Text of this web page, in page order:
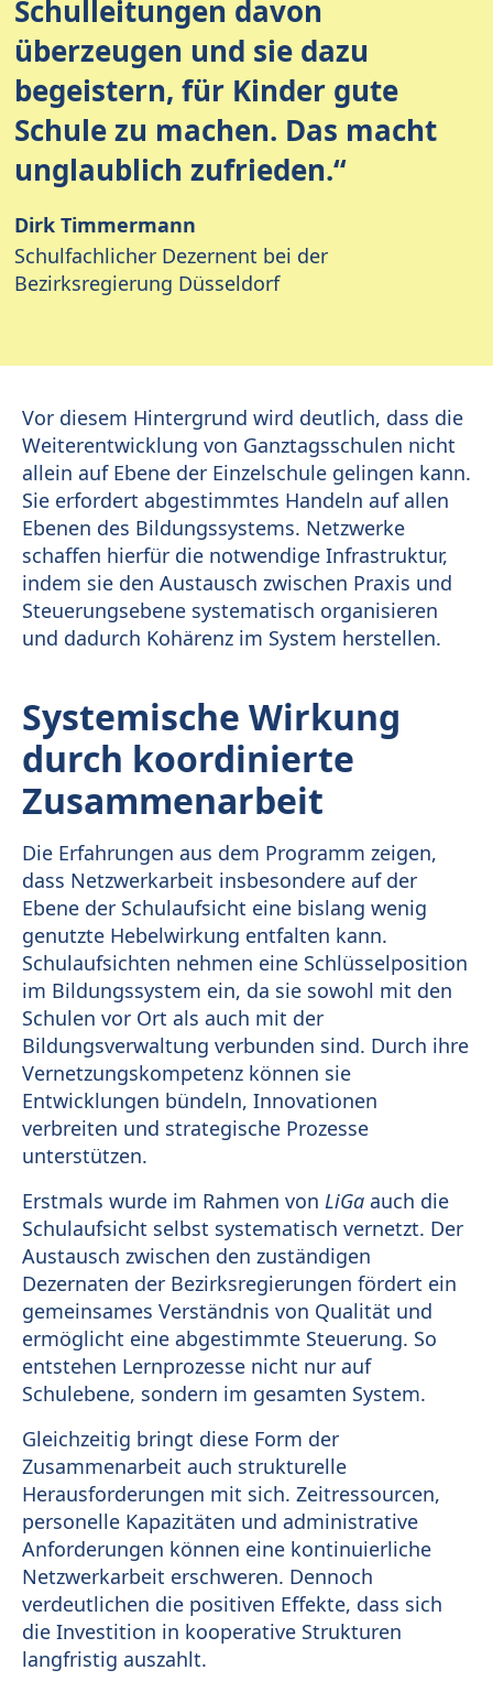
Schulleitungen davon
überzeugen und sie dazu
begeistern, für Kinder gute
Schule zu machen. Das macht
unglaublich zufrieden.“
Dirk Timmermann
Schulfachlicher Dezernent bei der
Bezirksregierung Düsseldorf
Vor diesem Hintergrund wird deutlich, dass die
Weiterentwicklung von Ganztagsschulen nicht
allein auf Ebene der Einzelschule gelingen kann.
Sie erfordert abgestimmtes Handeln auf allen
Ebenen des Bildungssystems. Netzwerke
schaffen hierfür die notwendige Infrastruktur,
indem sie den Austausch zwischen Praxis und
Steuerungsebene systematisch organisieren
und dadurch Kohärenz im System herstellen.
Systemische Wirkung
durch koordinierte
Zusammenarbeit
Die Erfahrungen aus dem Programm zeigen,
dass Netzwerkarbeit insbesondere auf der
Ebene der Schulaufsicht eine bislang wenig
genutzte Hebelwirkung entfalten kann.
Schulaufsichten nehmen eine Schlüsselposition
im Bildungssystem ein, da sie sowohl mit den
Schulen vor Ort als auch mit der
Bildungsverwaltung verbunden sind. Durch ihre
Vernetzungskompetenz können sie
Entwicklungen bündeln, Innovationen
verbreiten und strategische Prozesse
unterstützen.
Erstmals wurde im Rahmen von LiGaauch die
Schulaufsicht selbst systematisch vernetzt. Der
Austausch zwischen den zuständigen
Dezernaten der Bezirksregierungen fördert ein
gemeinsames Verständnis von Qualität und
ermöglicht eine abgestimmte Steuerung. So
entstehen Lernprozesse nicht nur auf
Schulebene, sondern im gesamten System.
Gleichzeitig bringt diese Form der
Zusammenarbeit auch strukturelle
Herausforderungen mit sich. Zeitressourcen,
personelle Kapazitäten und administrative
Anforderungen können eine kontinuierliche
Netzwerkarbeit erschweren. Dennoch
verdeutlichen die positiven Effekte, dass sich
die Investition in kooperative Strukturen
langfristig auszahlt.